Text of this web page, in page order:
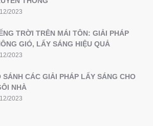
2023
TRỜI TRÊN MÁI TÔN: GIẢI PHÁP
GIÓ, LẤY SÁNG HIỆU QUẢ
2023
SÁNH CÁC GIẢI PHÁP LẤY SÁNG CHO
NHÀ
2023